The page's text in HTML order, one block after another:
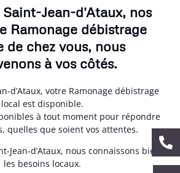
Jean-d'Ataux, nos
Ramonage débistrage
de chez vous, nous
à vos côtés.
d’Ataux, votre Ramonage débistrage
local est disponible.
à tout moment pour répondre
quelles que soient vos attentes.
Jean-d’Ataux, nous connaissons bien
les besoins locaux.